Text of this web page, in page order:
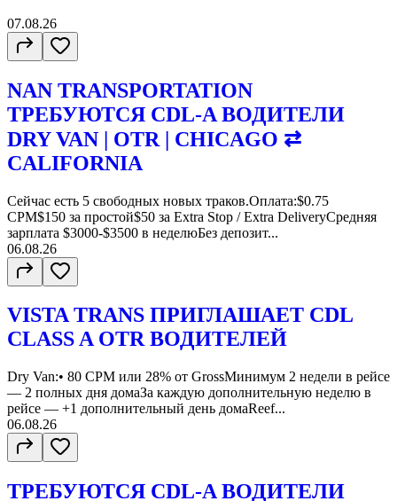
07.08.26
NAN TRANSPORTATION
ТРЕБУЮТСЯ CDL-A ВОДИТЕЛИ
DRY VAN | OTR | CHICAGO ⇄
CALIFORNIA
Сейчас есть 5 свободных новых траков.Оплата:$0.75
CPM$150 за простой$50 за Extra Stop / Extra DeliveryСредняя
зарплата $3000-$3500 в неделюБез депозит...
06.08.26
VISTA TRANS ПРИГЛАШАЕТ CDL
CLASS A OTR ВОДИТЕЛЕЙ
Dry Van:• 80 CPM или 28% от GrossМинимум 2 недели в рейсе
— 2 полных дня домаЗа каждую дополнительную неделю в
рейсе — +1 дополнительный день домаReef...
06.08.26
ТРЕБУЮТСЯ CDL-A ВОДИТЕЛИ